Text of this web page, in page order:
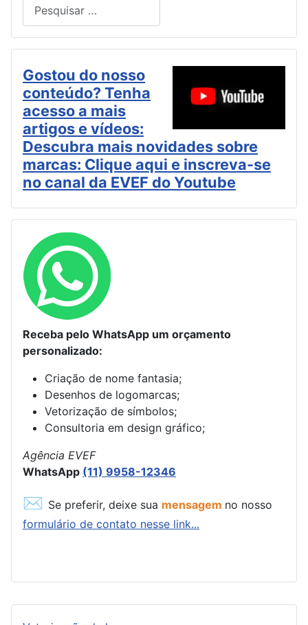
Type 2 or more characters for results.
Gostou do nosso
conteúdo? Tenha
acesso a mais
artigos e vídeos:
Descubra mais novidades sobre
marcas: Clique aqui e inscreva-se
no canal da EVEF do Youtube
Receba pelo WhatsApp um orçamento
personalizado:
Criação de nome fantasia;
Desenhos de logomarcas;
Vetorização de símbolos;
Consultoria em design gráfico;
Agência EVEF
WhatsApp (11) 9958-12346
✉ Se preferir, deixe sua mensagem no nosso
formulário de contato nesse link...